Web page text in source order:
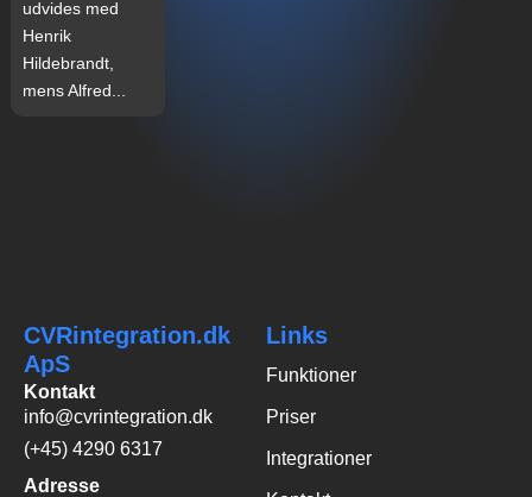
udvides med
Henrik
Hildebrandt,
mens Alfred...
CVRintegration.dk
ApS
Kontakt
info@cvrintegration.dk
(+45) 4290 6317
Adresse
Links
Funktioner
Priser
Integrationer